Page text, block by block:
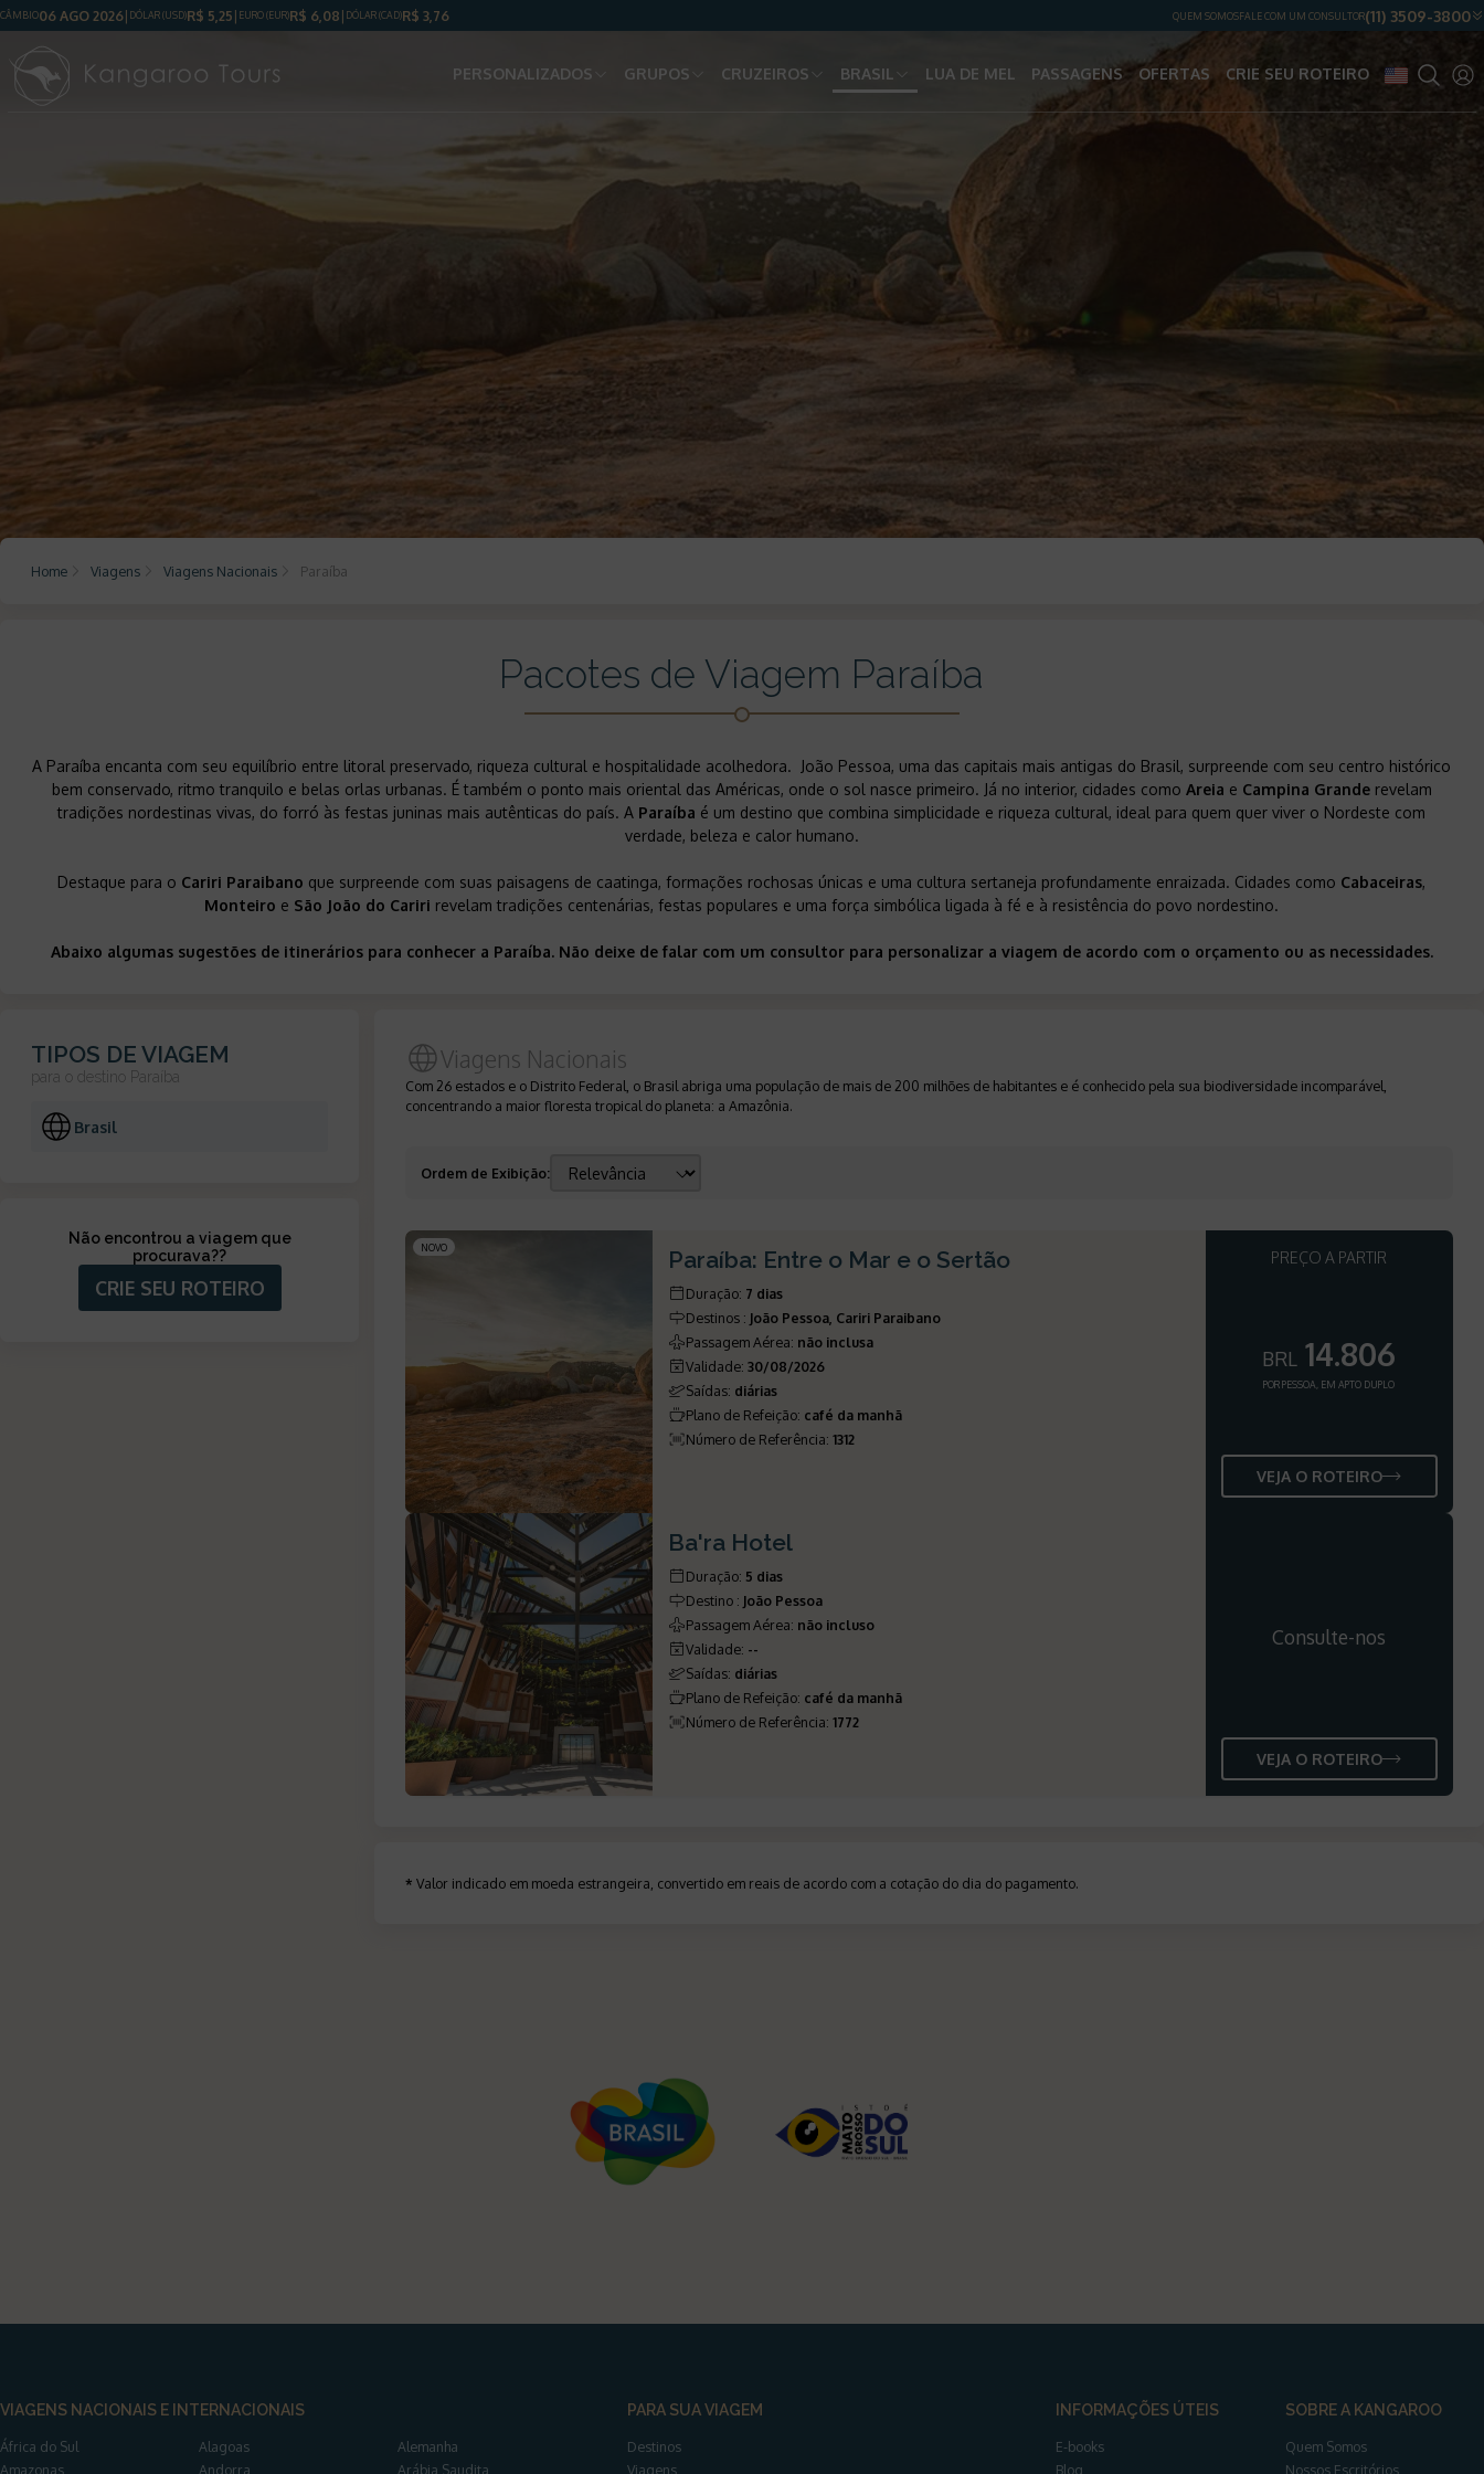
CÂMBIO06 AGO 2026 DÓLAR(USD)R$ 5,25 EURO (EUR)R$ 6,08 DÓLAR(CAD)R$ 3,76 QUEM SOMOSFALE COM UM CONSULTOR(11) 3509-3800
PERSONALIZADOS GRUPOS CRUZEIROS BRASIL LUA DE MEL PASSAGENS OFERTAS CRIE SEU ROTEIRO
Home Viagens Viagens Nacionais Paraíba
Pacotes de Viagem Paraíba
A Paraíba encanta com seu equilíbrio entre litoral preservado, riqueza cultural e hospitalidade acolhedora. João Pessoa, uma das capitais mais antigas do Brasil, surpreende com seu centro histórico
bem conservado, ritmo tranquilo e belas orlas urbanas. É também o ponto mais oriental das Américas, onde o sol nasce primeiro. Já no interior, cidades como Areia e Campina Granderevelam
tradições nordestinas vivas, do forró às festas juninas mais autênticas do país. A Paraíba é um destino que combina simplicidade e riqueza cultural, ideal para quem quer viver o Nordeste com
verdade, beleza e calor humano.
Destaque para o Cariri Paraibano que surpreende com suas paisagens de caatinga, formações rochosas únicas e uma cultura sertaneja profundamente enraizada. Cidades como Cabaceiras,
Monteiro e São João do Cariri revelam tradições centenárias, festas populares e uma força simbólica ligada à fé e à resistência do povo nordestino.
Abaixo algumas sugestões de itinerários para conhecer a Paraíba. Não deixe de falar com um consultor para personalizar a viagem de acordo com o orçamento ou as necessidades.
TIPOS DE VIAGEM
para o destino Paraíba
Brasil
Não encontrou a viagem que
procurava??
CRIE SEU ROTEIRO
Viagens Nacionais
Com 26 estados e o Distrito Federal, o Brasil abriga uma população de mais de 200 milhões de habitantes e é conhecido pela sua biodiversidade incomparável,
concentrando a maior floresta tropical do planeta: a Amazônia.
Ordem de Exibição:
NOVO Paraíba: Entre o Mar e o Sertão
Duração: 7 dias
Destinos : João Pessoa, Cariri Paraibano
Passagem Aérea: não inclusa
Validade:30/08/2026
Saídas: diárias
Plano de Refeição: café da manhã
Número de Referência:1312
PREÇO A PARTIR
BRL 14.806
POR PESSOA, EM APTO DUPLO
VEJA O ROTEIRO
Ba'ra Hotel
Duração: 5 dias
Destino : João Pessoa
Passagem Aérea: não incluso
Validade: --
Saídas: diárias
Plano de Refeição: café da manhã
Número de Referência:1772
Consulte-nos
VEJA O ROTEIRO
* Valor indicado em moeda estrangeira, convertido em reais de acordo com a cotação do dia do pagamento.
VIAGENS NACIONAIS E INTERNACIONAIS
África do Sul Alagoas
Alemanha
Amazonas
Andorra
Arábia Saudita
PARA SUA VIAGEM
Destinos
Viagens
INFORMAÇÕES ÚTEIS
E-books
Blog
SOBRE A KANGAROO
Quem Somos
Nossos Escritórios